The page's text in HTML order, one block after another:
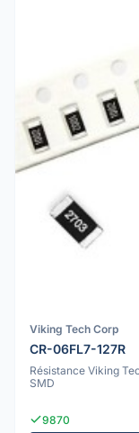
Viking Tech Corp
CR-06FL7-127R
Résistance Viking
SMD
9870